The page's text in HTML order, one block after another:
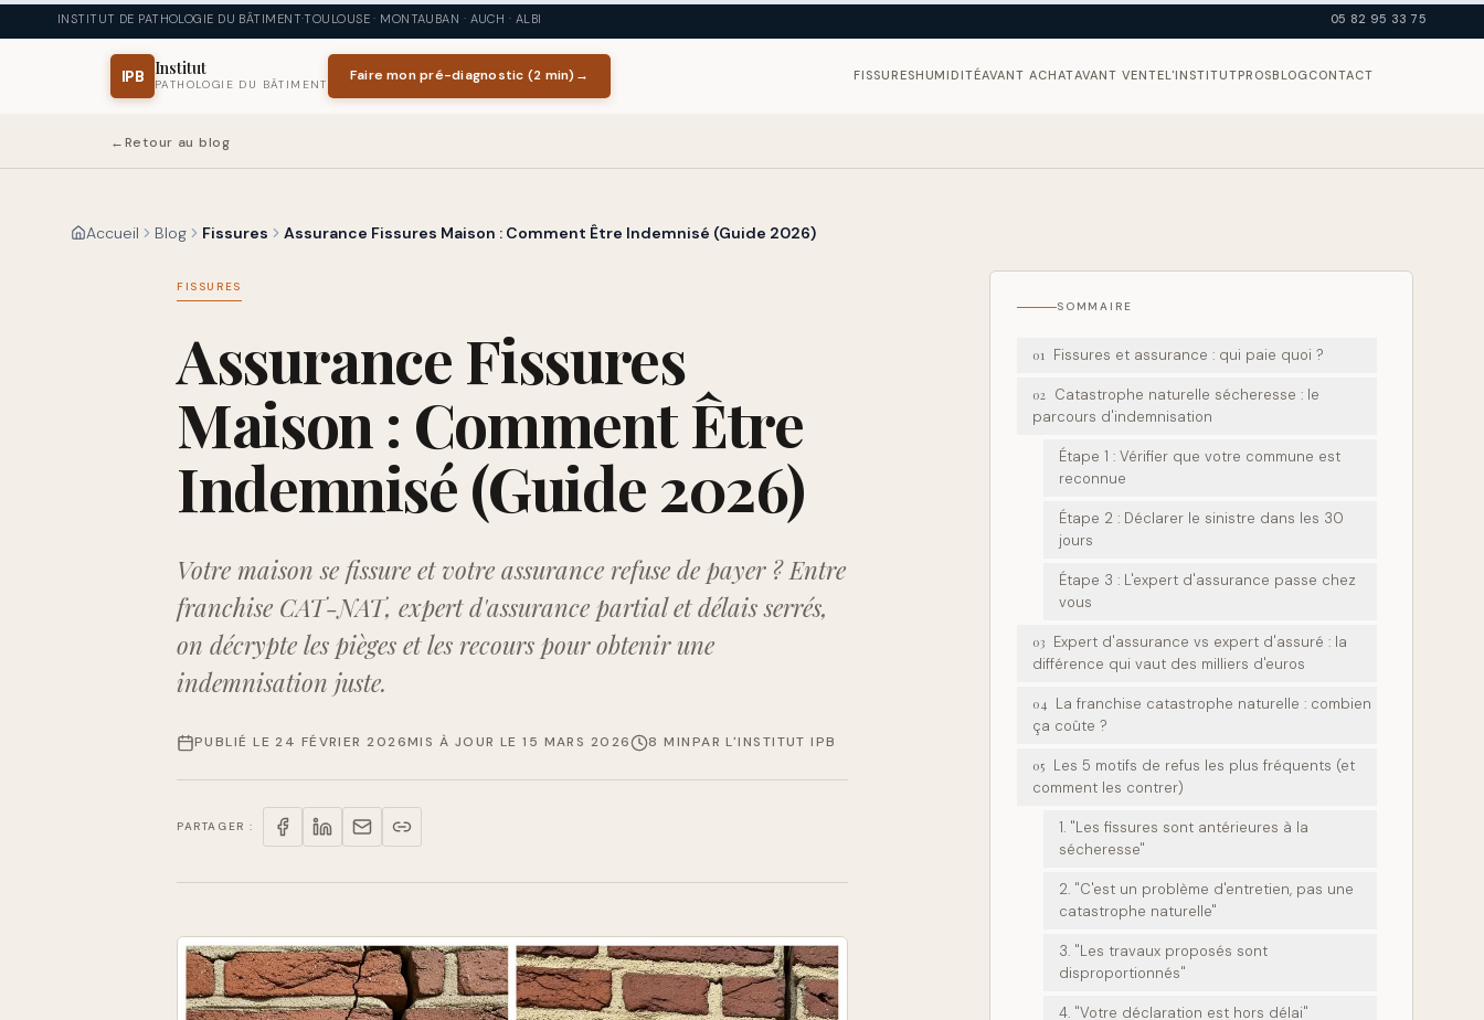
Aller au contenu principal
INSTITUT DE PATHOLOGIE DU BÂTIMENT·TOULOUSE · MONTAUBAN · AUCH · ALBI 05 82 95 33 75
IPB Institut
PATHOLOGIE DU BÂTIMENT
Faire mon pré-diagnostic (2 min)→ FISSURESHUMIDITÉAVANT ACHATAVANT VENTEL'INSTITUTPROSBLOGCONTACT
←Retour au blog
Accueil Blog Fissures Assurance Fissures Maison : Comment Être Indemnisé (Guide 2026)
FISSURES
Assurance Fissures
Maison : Comment Être
Indemnisé (Guide 2026)
Votre maison se fissure et votre assurance refuse de payer ? Entre
franchise CAT-NAT, expert d'assurance partial et délais serrés,
on décrypte les pièges et les recours pour obtenir une
indemnisation juste.
PUBLIÉ LE24 FÉVRIER 2026MIS À JOUR LE15 MARS 2026 8 MINPARL'INSTITUT IPB
PARTAGER :
SOMMAIRE
01 Fissures et assurance : qui paie quoi ?
02 Catastrophe naturelle sécheresse : le
parcours d'indemnisation
Étape 1 : Vérifier que votre commune est
reconnue
Étape 2 : Déclarer le sinistre dans les 30
jours
Étape 3 : L'expert d'assurance passe chez
vous
03 Expert d'assurance vs expert d'assuré : la
différence qui vaut des milliers d'euros
04 La franchise catastrophe naturelle : combien
ça coûte ?
05 Les 5 motifs de refus les plus fréquents (et
comment les contrer)
1. "Les fissures sont antérieures à la
sécheresse"
2. "C'est un problème d'entretien, pas une
catastrophe naturelle"
3. "Les travaux proposés sont
disproportionnés"
4. "Votre déclaration est hors délai"